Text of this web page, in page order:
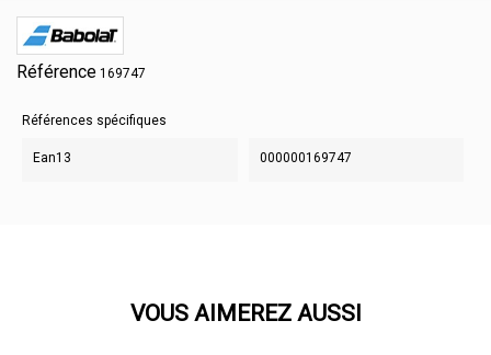
Référence 169747
Références spécifiques
Ean13 000000169747
VOUS AIMEREZ AUSSI